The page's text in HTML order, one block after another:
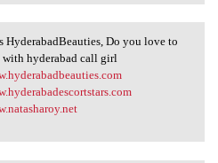
HyderabadBeauties,
HyderabadBeauties, Do you love to
with hyderabad call girl